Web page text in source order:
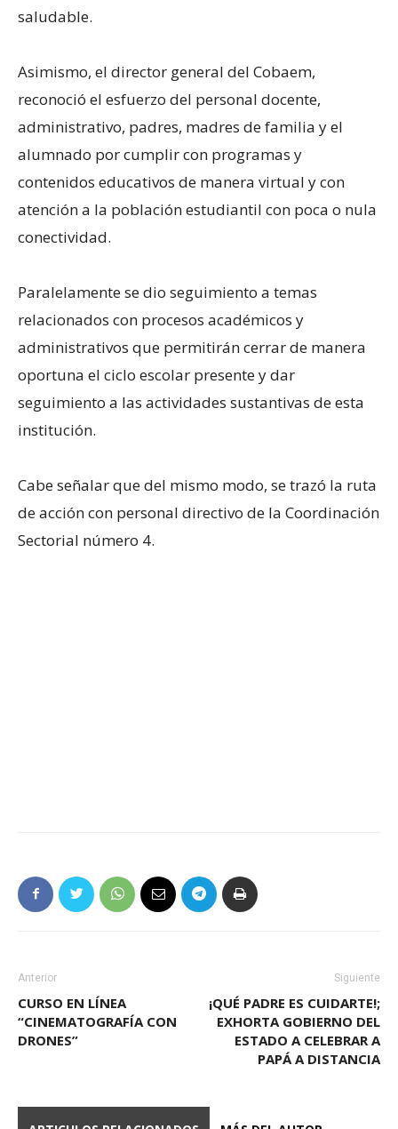
saludable.
Asimismo, el director general del Cobaem,
reconoció el esfuerzo del personal docente,
administrativo, padres, madres de familia y el
alumnado por cumplir con programas y
contenidos educativos de manera virtual y con
atención a la población estudiantil con poca o nula
conectividad.
Paralelamente se dio seguimiento a temas
relacionados con procesos académicos y
administrativos que permitirán cerrar de manera
oportuna el ciclo escolar presente y dar
seguimiento a las actividades sustantivas de esta
institución.
Cabe señalar que del mismo modo, se trazó la ruta
de acción con personal directivo de la Coordinación
Sectorial número 4.
Anterior
CURSO EN LÍNEA
“CINEMATOGRAFÍA CON
DRONES”
Siguiente
¡QUÉ PADRE ES CUIDARTE!;
EXHORTA GOBIERNO DEL
ESTADO A CELEBRAR A
PAPÁ A DISTANCIA